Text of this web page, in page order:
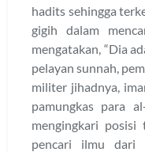
hadits sehingga
gigih dalam
mengatakan, “Dia
pelayan sunnah,
militer jihadnya,
pamungkas para
mengingkari posisi
pencari ilmu dari